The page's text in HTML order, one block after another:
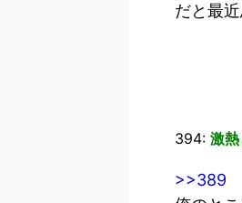
だと最
394: 激
>>389